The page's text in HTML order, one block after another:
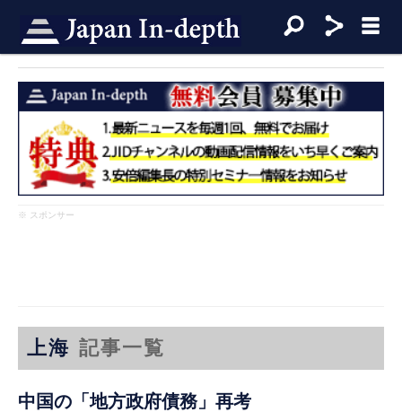
※ スポンサー
上海 記事一覧
中国の「地方政府債務」再考